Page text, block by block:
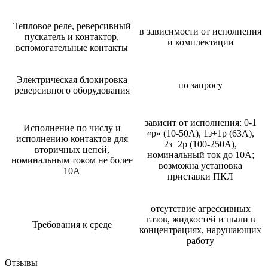
Тепловое реле, реверсивный
пускатель и контактор,
вспомогательные контакты
в зависимости от исполнения
и комплектации
Электрическая блокировка
реверсивного оборудования
по запросу
Исполнение по числу и
исполнению контактов для
вторичных цепей,
номинальным током не более
10А
зависит от исполнения: 0-1
«р» (10-50А), 1з+1р (63А),
2з+2р (100-250А),
номинальный ток до 10А;
возможна установка
приставки ПКЛ
Требования к среде
отсутствие агрессивных
газов, жидкостей и пыли в
концентрациях, нарушающих
работу
Отзывы